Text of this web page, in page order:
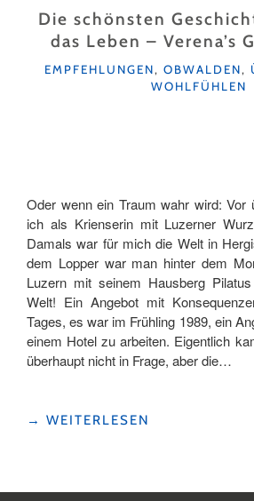
Die schönsten
das Leben – Verena’s
KATEGORIEN
EMPFEHLUNGEN, OBWALDEN,
WOHLFÜHLEN
Oder wenn ein Traum wahr wird: Vor
ich als Krienserin mit Luzerner
Damals war für mich die Welt in
dem Lopper war man hinter dem
Luzern mit seinem Hausberg
Welt! Ein Angebot mit
Tages, es war im Frühling 1989, ein
einem Hotel zu arbeiten. Eigentlich
überhaupt nicht in Frage, aber die…
«DIE
DAS
→ WEITERLESEN